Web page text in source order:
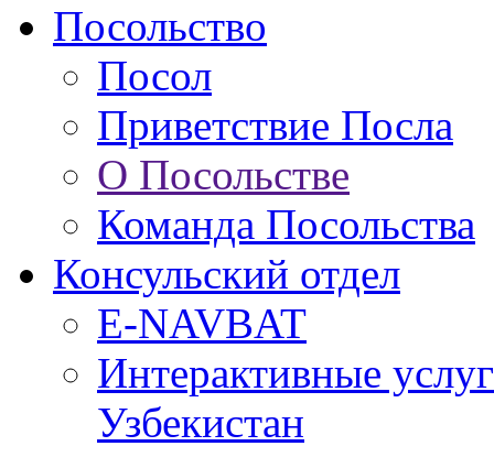
Посольство
Посол
Приветствие Посла
О Посольстве
Команда Посольства
Консульский отдел
E-NAVBAT
Интерактивные
Узбекистан